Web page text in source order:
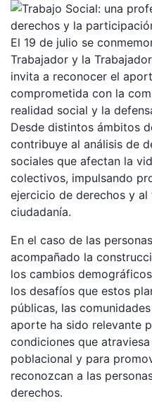
El 19 de julio se
Trabajador y la
invita a reconocer el
comprometida con la
realidad social y la
Desde distintos ámbitos
contribuye al análisis de
sociales que afectan la
colectivos, impulsando
ejercicio de derechos y
ciudadanía.
En el caso de las
acompañado la
los cambios
los desafíos que estos
públicas, las
aporte ha sido relevante
condiciones que
poblacional y para
reconozcan a las
derechos.